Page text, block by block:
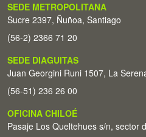
SEDE METROPOLITANA
Sucre 2397, Ñuñoa, Santiago
(56-2) 2366 71 20
SEDE DIAGUITAS
Juan Georgini Runi 1507, La
(56-51) 236 26 00
OFICINA CHILOÉ
Pasaje Los Queltehues s/n, sector